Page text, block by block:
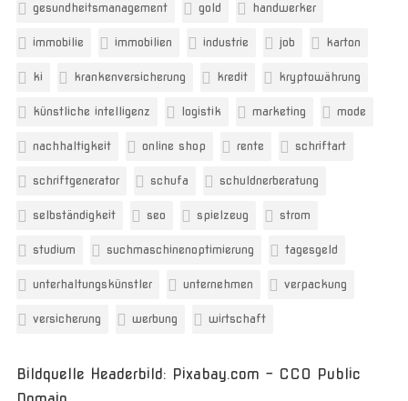
gesundheitsmanagement gold handwerker
immobilie immobilien industrie job karton
ki krankenversicherung kredit kryptowährung
künstliche intelligenz logistik marketing mode
nachhaltigkeit online shop rente schriftart
schriftgenerator schufa schuldnerberatung
selbständigkeit seo spielzeug strom
studium suchmaschinenoptimierung tagesgeld
unterhaltungskünstler unternehmen verpackung
versicherung werbung wirtschaft
Bildquelle Headerbild: Pixabay.com - CC0 Public